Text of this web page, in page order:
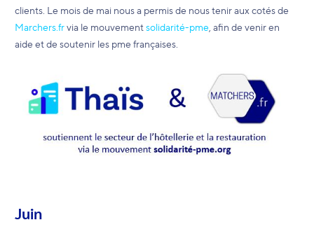
clients. Le mois de mai nous a permis de nous tenir aux cotés de
Marchers.frvia le mouvementsolidarité-pme , afin de venir en
aide et de soutenir les pme françaises.
Juin